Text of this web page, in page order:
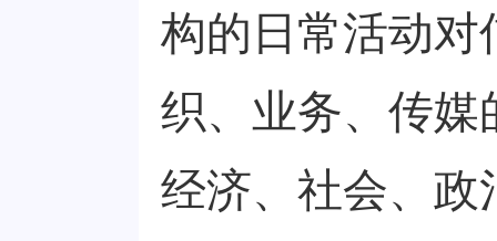
构的日常活动对
织、业务、传媒
经济、社会、政